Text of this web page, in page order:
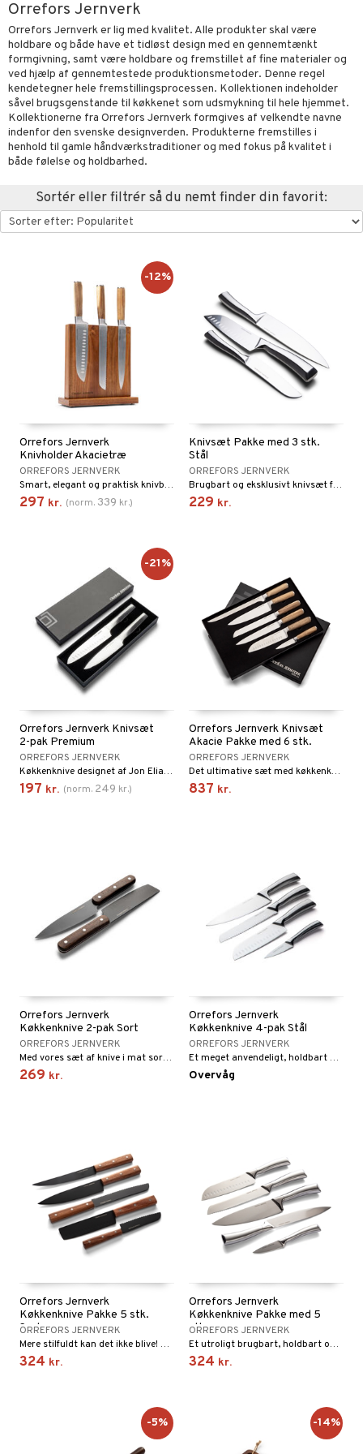
Orrefors Jernverk
Orrefors Jernverk er lig med kvalitet. Alle produkter skal være
holdbare og både have et tidløst design med en gennemtænkt
formgivning, samt være holdbare og fremstillet af fine materialer og
ved hjælp af gennemtestede produktionsmetoder. Denne regel
kendetegner hele fremstillingsprocessen. Kollektionen indeholder
såvel brugsgenstande til køkkenet som udsmykning til hele hjemmet.
Kollektionerne fra Orrefors Jernverk formgives af velkendte navne
indenfor den svenske designverden. Produkterne fremstilles i
henhold til gamle håndværkstraditioner og med fokus på kvalitet i
både følelse og holdbarhed.
Sortér eller filtrér så du nemt finder din favorit:
Orrefors Jernverk
Knivholder Akacietræ
ORREFORS JERNVERK
Smart, elegant og praktisk knivblok fremstillet i holdbar akacietræ.
297 kr. (norm. 339 kr.)
-12%
Knivsæt Pakke med 3 stk.
Stål
ORREFORS JERNVERK
Brugbart og eksklusivt knivsæt fra Orrefors Jernverk.
229 kr.
Orrefors Jernverk Knivsæt
2-pak Premium
ORREFORS JERNVERK
Køkkenknive designet af Jon Eliason med gennemtænkt greb kommer i en flot gaveæske, hvilket gør dem til en perfekt gave.
197 kr. (norm. 249 kr.)
-21%
Orrefors Jernverk Knivsæt
Akacie Pakke med 6 stk.
ORREFORS JERNVERK
Det ultimative sæt med køkkenknive i en pakke med 6 stk. fra Orrefors Jernverk.
837 kr.
Orrefors Jernverk
Køkkenknive 2-pak Sort
ORREFORS JERNVERK
Med vores sæt af knive i mat sort design og håndtag af mørkt wengétræ får du både en santokukniv og en køkkenkniv.
269 kr.
Orrefors Jernverk
Køkkenknive 4-pak Stål
ORREFORS JERNVERK
Et meget anvendeligt, holdbart og eksklusivt knivsæt med fire knive i rustfrit stål.
Overvåg
Orrefors Jernverk
Køkkenknive Pakke 5 stk.
Sort
ORREFORS JERNVERK
Mere stilfuldt kan det ikke blive! Knivene fra Orrefors Jernverks har et unikt design med sorte knivblade og mørke træhåndtag af dyrket rosentræ.
324 kr.
Orrefors Jernverk
Køkkenknive Pakke med 5
stk.
ORREFORS JERNVERK
Et utroligt brugbart, holdbart og eksklusivt knivsæt med fem knive i rustfrit stål.
324 kr.
-5% -14%
Art& Hylder
& Kroge
& Kurve
Køkken
& Cocktailglas
& Avecglas
Kasseroller
& Bageforme
Karafler
Te & Espresso
maskiner
& Elkedel
& Skåle
/ Outdoor
Tallerkener
Kroge
& Kurve
& Pudebetræk
& Dyner
Plaider
mod myg & insekter
& Foderhuse
& svar